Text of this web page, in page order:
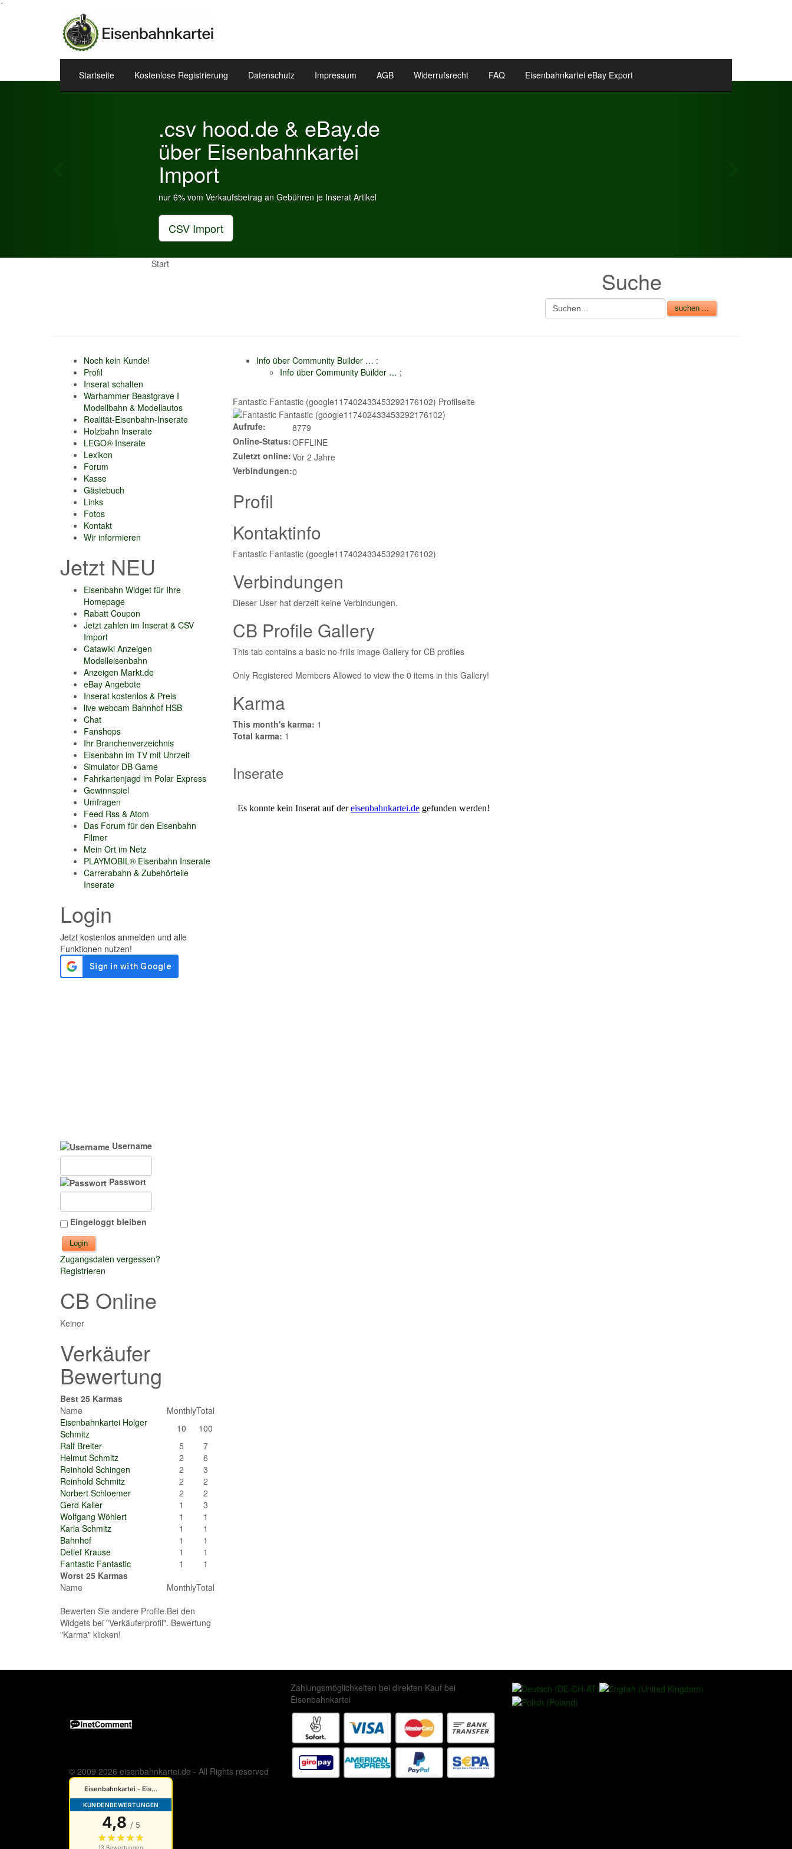
´
Startseite Kostenlose Registrierung Datenschutz Impressum AGB Widerrufsrecht FAQ Eisenbahnkartei eBay Export
.csv hood.de & eBay.de
über Eisenbahnkartei
nur 6% vom Verkaufsbetrag an Gebühren je Inserat Artikel
Previous
Start
Suche
Noch kein Kunde!
Profil
Inserat schalten
Warhammer Beastgrave I
Modellbahn & Modellautos
Realität-Eisenbahn-Inserate
Holzbahn Inserate
LEGO® Inserate
Lexikon
Forum
Kasse
Gästebuch
Links
Fotos
Kontakt
Wir informieren
Jetzt NEU
Eisenbahn Widget für Ihre
Homepage
Rabatt Coupon
Jetzt zahlen im Inserat & CSV
Import
Catawiki Anzeigen
Modelleisenbahn
Anzeigen Markt.de
eBay Angebote
Inserat kostenlos & Preis
live webcam Bahnhof HSB
Chat
Fanshops
Ihr Branchenverzeichnis
Eisenbahn im TV mit Uhrzeit
Simulator DB Game
Fahrkartenjagd im Polar Express
Gewinnspiel
Umfragen
Feed Rss & Atom
Das Forum für den Eisenbahn
Filmer
Mein Ort im Netz
PLAYMOBIL® Eisenbahn Inserate
Carrerabahn & Zubehörteile
Inserate
Login
Username
Passwort
Eingeloggt bleiben
Zugangsdaten vergessen?
Registrieren
CB Online
Keiner
Verkäufer
Bewertung
Best 25 Karmas
Name
MonthlyTotal
Eisenbahnkartei Holger
Schmitz
10
100
Ralf Breiter
5
7
Helmut Schmitz
2
6
Reinhold Schingen
2
3
Reinhold Schmitz
2
2
Norbert Schloemer
2
2
Gerd Kaller
1
3
Wolfgang Wöhlert
1
1
Karla Schmitz
1
1
Bahnhof
1
1
Detlef Krause
1
1
Fantastic Fantastic
1
1
Worst 25 Karmas
Name
MonthlyTotal
Bewerten Sie andere Profile.Bei den
Widgets bei "Verkäuferprofil". Bewertung
"Karma" klicken!
Info über Community Builder … :
Info über Community Builder … ;
Fantastic Fantastic (google117402433453292176102) Profilseite
Aufrufe:
8779
Online-Status:OFFLINE
Zuletzt online:Vor 2 Jahre
Verbindungen:0
Profil
Kontaktinfo
Fantastic Fantastic (google117402433453292176102)
Verbindungen
Dieser User hat derzeit keine Verbindungen.
CB Profile Gallery
This tab contains a basic no-frills image Gallery for CB profiles
Only Registered Members Allowed to view the 0 items in this Gallery!
Karma
This month's karma: 1
Total karma: 1
Inserate
© 2009 2026 eisenbahnkartei.de - All Rights reserved
Zahlungsmöglichkeiten bei direkten Kauf bei
Eisenbahnkartei